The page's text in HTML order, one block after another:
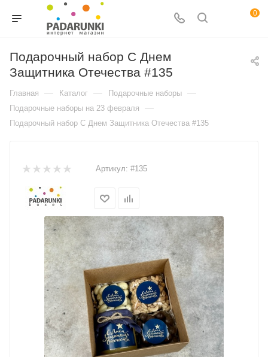
0
Подарочный набор C Днем
Защитника Отечества #135
Главная — Каталог — Подарочные наборы —
Подарочные наборы на 23 февраля —
Подарочный набор C Днем Защитника Отечества #135
Артикул: #135